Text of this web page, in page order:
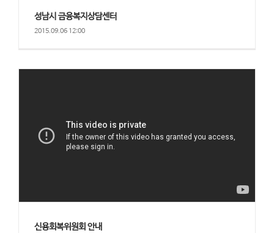
성남시 금융복지상담센터
2015.09.06 12:00
신용회복위원회 안내